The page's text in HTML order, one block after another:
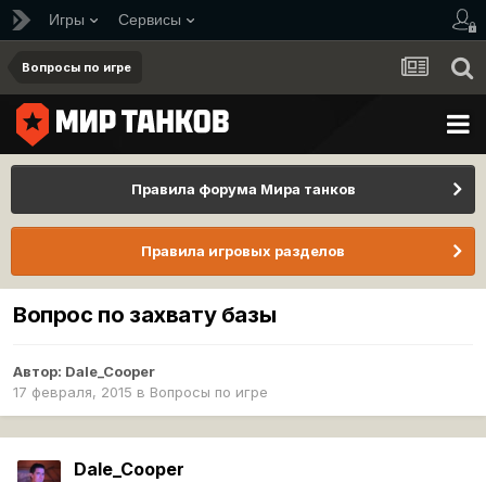
Игры Сервисы
Вопросы по игре
Правила форума Мира танков
Правила игровых разделов
Вопрос по захвату базы
Автор: Dale_Cooper
17 февраля, 2015 в Вопросы по игре
Dale_Cooper